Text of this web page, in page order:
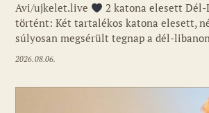
Avi/ujkelet.live
2 katona elesett Dél-
történt: Két tartalékos katona elesett,
súlyosan megsérült tegnap a dél-
2026.08.06.